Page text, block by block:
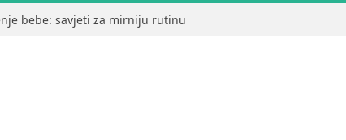
bebe: savjeti za mirniju rutinu